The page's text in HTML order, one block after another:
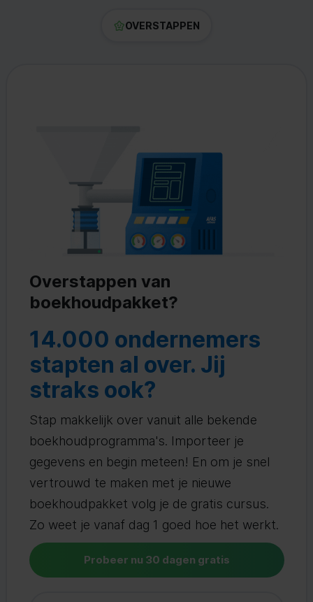
OVERSTAPPEN
Overstappen van
boekhoudpakket?
14.000 ondernemers
stapten al over. Jij
straks ook?
Stap makkelijk over vanuit alle bekende
boekhoudprogramma's. Importeer je
gegevens en begin meteen! En om je snel
vertrouwd te maken met je nieuwe
boekhoudpakket volg je de gratis cursus.
Zo weet je vanaf dag 1 goed hoe het werkt.
Probeer nu 30 dagen gratis